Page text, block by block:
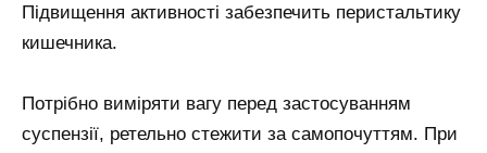
Підвищення активності забезпечить перистальтику
кишечника.
Потрібно виміряти вагу перед застосуванням
суспензії, ретельно стежити за самопочуттям. При